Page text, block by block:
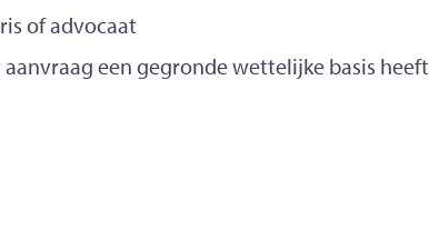
of advocaat
een gegronde wettelijke basis heeft